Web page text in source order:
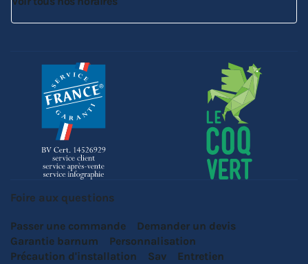
Foire aux questions
Passer une commande
Demander un devis
Garantie barnum
Personnalisation
Précaution d'installation
Sav Entretien